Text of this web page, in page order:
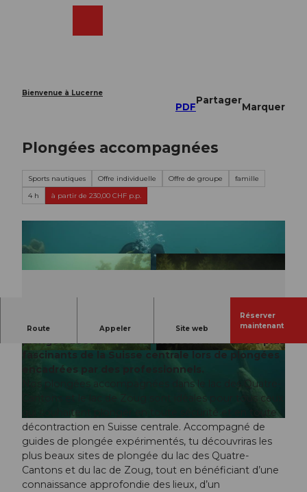
Bienvenue à Lucerne
PDF
Partager
Marquer
Plongées accompagnées
Sports nautiques Offre individuelle Offre de groupe
famille
4 h
à partir de 230,00 CHF p.p.
© DTC Tauchschuleluzern.ch | Optimisé par IA | CC-BY
© DTC Tauchschuleluzern.ch | Optimisé par IA
© DTC Tauchschuleluzern.ch | Optimisé par IA
Route Appeler Site web
Réserver
maintenant
Les plongeurs certifiés et ceux qui reprennent la
plongée découvrent les sites sous-marins les plus
fascinants de la Suisse centrale lors de plongées
encadrées par des professionnels.
Nos plongées accompagnées dans le lac des Quatre-
Cantons et le lac de Zoug sont idéales pour tous ceux
qui souhaitent plonger en toute sécurité et en toute
décontraction en Suisse centrale. Accompagné de
guides de plongée expérimentés, tu découvriras les
plus beaux sites de plongée du lac des Quatre-
Cantons et du lac de Zoug, tout en bénéficiant d’une
connaissance approfondie des lieux, d’un